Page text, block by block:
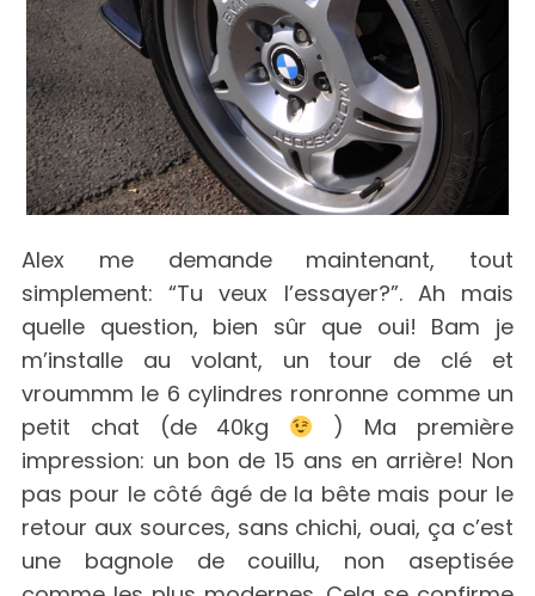
Alex me demande maintenant, tout
simplement: “Tu veux l’essayer?”. Ah mais
quelle question, bien sûr que oui! Bam je
m’installe au volant, un tour de clé et
vroummm le 6 cylindres ronronne comme un
petit chat (de 40kg
) Ma première
impression: un bon de 15 ans en arrière! Non
pas pour le côté âgé de la bête mais pour le
retour aux sources, sans chichi, ouai, ça c’est
une bagnole de couillu, non aseptisée